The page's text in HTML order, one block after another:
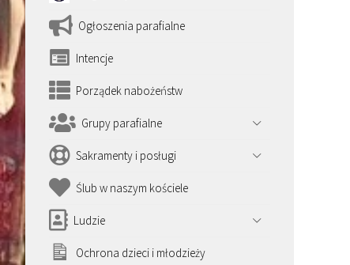
Ogłoszenia parafialne
Intencje
Porządek nabożeństw
Grupy parafialne
Sakramenty i posługi
Ślub w naszym kościele
Ludzie
Ochrona dzieci i młodzieży